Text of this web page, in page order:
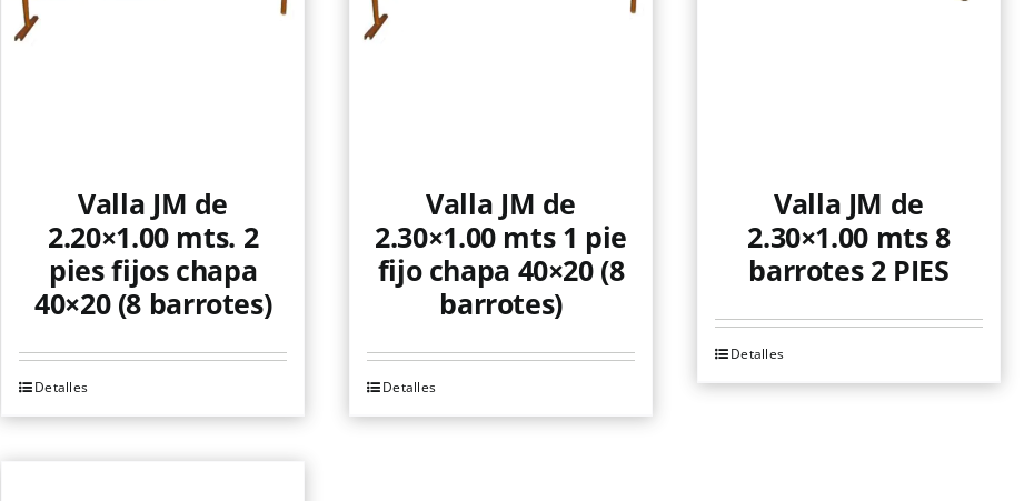
Valla JM de
2.20×1.00 mts. 2
pies fijos chapa
40×20 (8 barrotes)
Detalles
Valla JM de
2.30×1.00 mts 1 pie
fijo chapa 40×20 (8
barrotes)
Detalles
Valla JM de
2.30×1.00 mts 8
barrotes 2 PIES
Detalles